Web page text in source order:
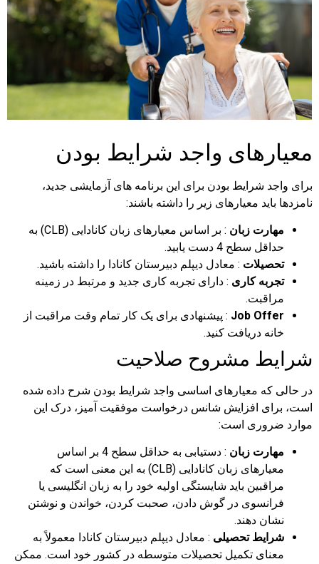
معیارهای واجد شرایط بودن
برای واجد شرایط بودن برای این برنامه های آزمایشی جدید،
نامزدها باید معیارهای زیر را داشته باشند:
مهارت زبان
: بر اساس معیارهای زبان کانادایی (CLB) به
حداقل سطح 4 دست یابید.
تحصیلات : معادل دیپلم دبیرستان کانادا را داشته باشید.
تجربه کاری : دارای تجربه کاری جدید و مرتبط در زمینه
مراقبت.
Job Offer : پیشنهادی برای یک کار تمام وقت مراقبت از
خانه دریافت کنید.
شرایط مشروح صلاحیت
در حالی که معیارهای اساسی واجد شرایط بودن شرح داده شده
است، برای افزایش شانس درخواست موفقیت آمیز، درک این
موارد ضروری است:
مهارت زبان
: دستیابی به حداقل سطح 4 بر اساس
معیارهای زبان کانادایی (CLB) به این معنی است که
مراقبین باید شایستگی اولیه خود را به زبان انگلیسی یا
فرانسوی در گوش دادن، صحبت کردن، خواندن و نوشتن
نشان دهند.
شرایط تحصیلی : معادل دیپلم دبیرستان کانادا معمولاً به
معنای تکمیل تحصیلات متوسطه در کشور خود است. ممکن